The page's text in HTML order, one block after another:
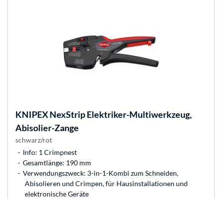
KNIPEXNexStrip Elektriker-Multiwerkzeug,
Abisolier-Zange
schwarz/rot
Info: 1 Crimpnest
Gesamtlänge: 190 mm
Verwendungszweck: 3-in-1-Kombi zum Schneiden,
Abisolieren und Crimpen, für Hausinstallationen und
elektronische Geräte